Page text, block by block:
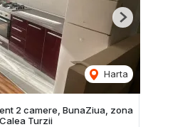
Harta
Next
2 camere, BunaZiua, zona
Calea Turzii